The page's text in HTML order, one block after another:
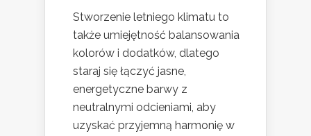
Stworzenie letniego klimatu to
także umiejętność balansowania
kolorów i dodatków, dlatego
staraj się łączyć jasne,
energetyczne barwy z
neutralnymi odcieniami, aby
uzyskać przyjemną harmonię w